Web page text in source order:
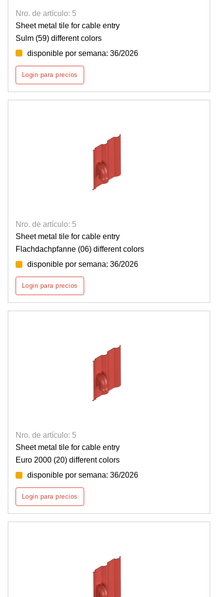
Nro. de artículo: 5
Sheet metal tile for cable entry
Sulm (59) different colors
disponible por semana: 36/2026
Login para precios
Nro. de artículo: 5
Sheet metal tile for cable entry
Flachdachpfanne (06) different colors
disponible por semana: 36/2026
Login para precios
Nro. de artículo: 5
Sheet metal tile for cable entry
Euro 2000 (20) different colors
disponible por semana: 36/2026
Login para precios